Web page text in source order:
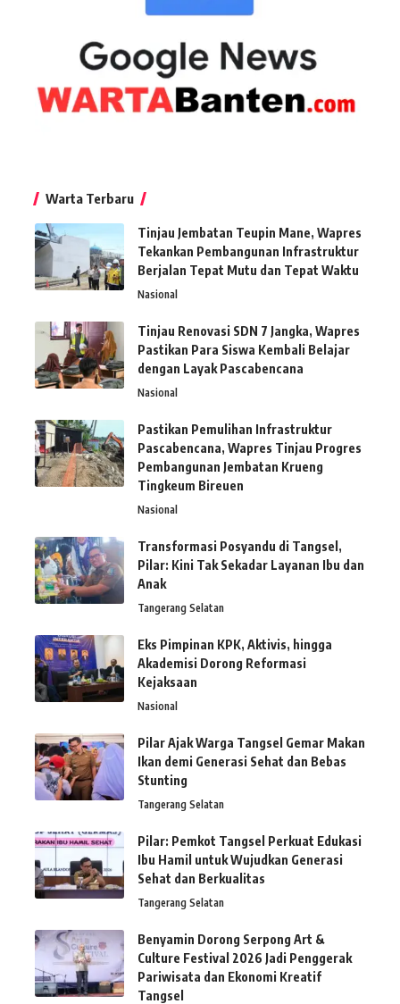
Warta Terbaru
Tinjau Jembatan Teupin Mane, Wapres
Tekankan Pembangunan Infrastruktur
Berjalan Tepat Mutu dan Tepat Waktu
Nasional
Tinjau Renovasi SDN 7 Jangka, Wapres
Pastikan Para Siswa Kembali Belajar
dengan Layak Pascabencana
Nasional
Pastikan Pemulihan Infrastruktur
Pascabencana, Wapres Tinjau Progres
Pembangunan Jembatan Krueng
Tingkeum Bireuen
Nasional
Transformasi Posyandu di Tangsel,
Pilar: Kini Tak Sekadar Layanan Ibu dan
Anak
Tangerang Selatan
Eks Pimpinan KPK, Aktivis, hingga
Akademisi Dorong Reformasi
Kejaksaan
Nasional
Pilar Ajak Warga Tangsel Gemar Makan
Ikan demi Generasi Sehat dan Bebas
Stunting
Tangerang Selatan
Pilar: Pemkot Tangsel Perkuat Edukasi
Ibu Hamil untuk Wujudkan Generasi
Sehat dan Berkualitas
Tangerang Selatan
Benyamin Dorong Serpong Art &
Culture Festival 2026 Jadi Penggerak
Pariwisata dan Ekonomi Kreatif
Tangsel